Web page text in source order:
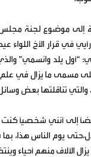
إلى موضوع لجنة
في قرار الأخ
“أول يلد وانسمي”
مسمى ما يزال في علم
والتي تناقلتها بعض
إلى أنني شخصياً كنت
يزال الآلاف منهم أحياء